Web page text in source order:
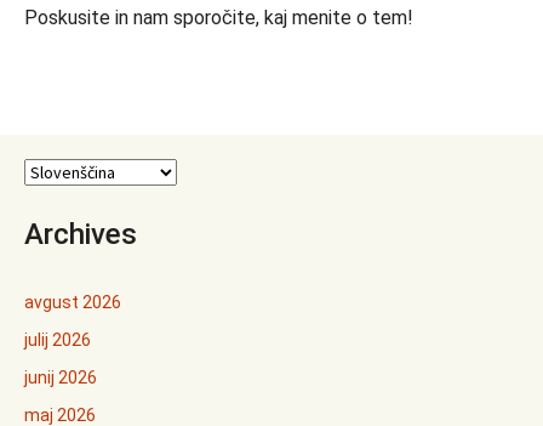
Poskusite in nam sporočite, kaj menite o tem!
Archives
avgust 2026
julij 2026
junij 2026
maj 2026